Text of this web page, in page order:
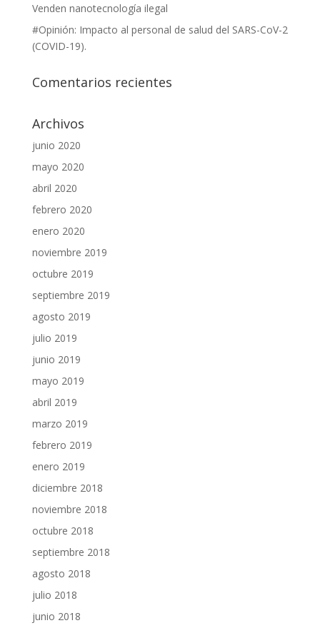
Venden nanotecnología ilegal
#Opinión: Impacto al personal de salud del SARS-CoV-2
(COVID-19).
Comentarios recientes
Archivos
junio 2020
mayo 2020
abril 2020
febrero 2020
enero 2020
noviembre 2019
octubre 2019
septiembre 2019
agosto 2019
julio 2019
junio 2019
mayo 2019
abril 2019
marzo 2019
febrero 2019
enero 2019
diciembre 2018
noviembre 2018
octubre 2018
septiembre 2018
agosto 2018
julio 2018
junio 2018